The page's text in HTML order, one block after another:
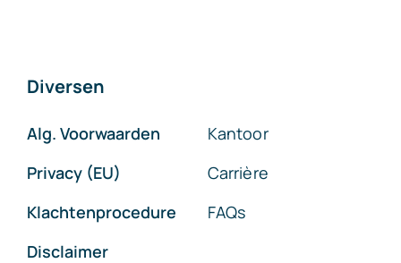
Diversen
Alg. Voorwaarden
Privacy (EU)
Klachtenprocedure
Disclaimer
Kantoor
Carrière
FAQs